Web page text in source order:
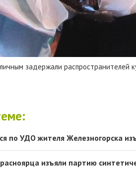
задержали распространителей
по УДО жителя Железногорска
изъяли партию